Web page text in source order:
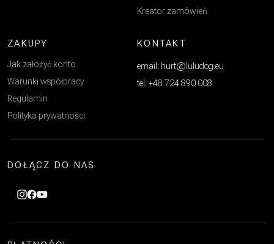
Kreator zamówień
ZAKUPY
Jak założyć konto
Warunki współpracy
Regulamin
Polityka prywatności
KONTAKT
email: hurt@luludog.eu
tel: +48 724 890 008
DOŁĄCZ DO NAS